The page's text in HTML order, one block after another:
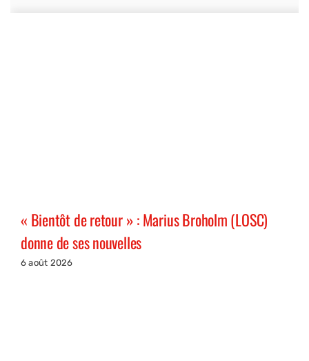
« Bientôt de retour » : Marius Broholm (LOSC)
donne de ses nouvelles
6 août 2026